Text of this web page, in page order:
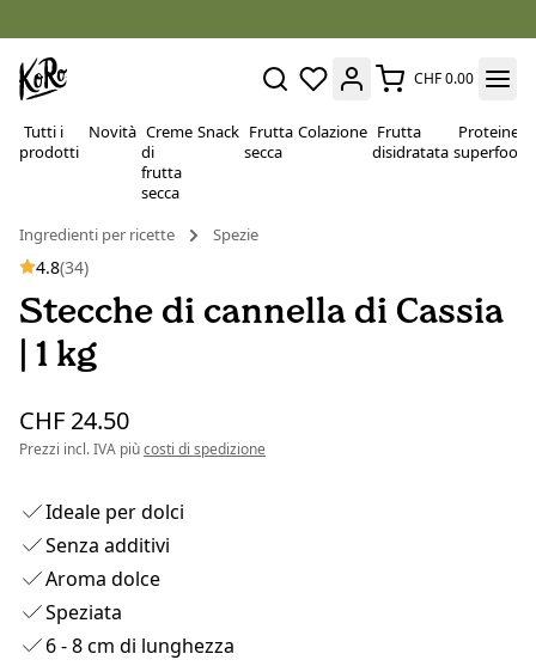
CHF 0.00
Tutti i
prodotti
Novità Creme
di
frutta
secca
Snack Frutta
secca
Colazione Frutta
disidratata
Proteine e
superfood
Ingredienti per ricette Spezie
4.8(34)
Stecche di cannella di Cassia
| 1 kg
CHF 24.50
Prezzi incl. IVA piùcosti di spedizione
Ideale per dolci
Senza additivi
Aroma dolce
Speziata
6 - 8 cm di lunghezza